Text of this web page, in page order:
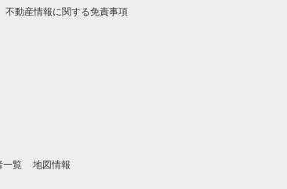
不動産情報に関する免責事項
一覧 地図情報